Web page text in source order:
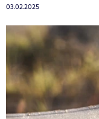
03.02.2025